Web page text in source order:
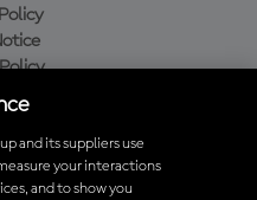
Policy
da MotoGP™
and its suppliers use
your interactions
and to show you